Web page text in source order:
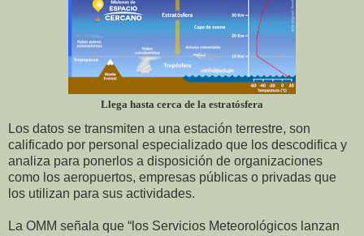
Llega hasta cerca de la estratósfera
Los datos se transmiten a una estación terrestre, son
calificado por personal especializado que los descodifica y
analiza para ponerlos a disposición de organizaciones
como los aeropuertos, empresas públicas o privadas que
los utilizan para sus actividades.
La OMM señala que “los Servicios Meteorológicos lanzan